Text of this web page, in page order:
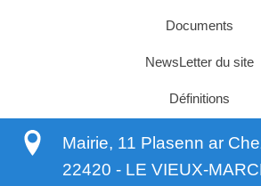
Documents
NewsLetter du site
Définitions
Mairie, 11 Plasenn ar
22420 - LE VIEUX-